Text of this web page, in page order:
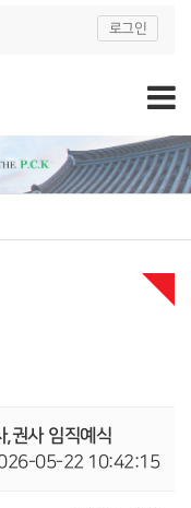
로그인
,권사 임직예식
05-22 10:42:15